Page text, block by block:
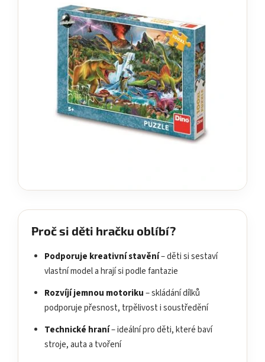
Proč si děti hračku oblíbí?
Podporuje kreativní stavění– děti si sestaví
vlastní model a hrají si podle fantazie
Rozvíjí jemnou motoriku– skládání dílků
podporuje přesnost, trpělivost i soustředění
Technické hraní– ideální pro děti, které baví
stroje, auta a tvoření